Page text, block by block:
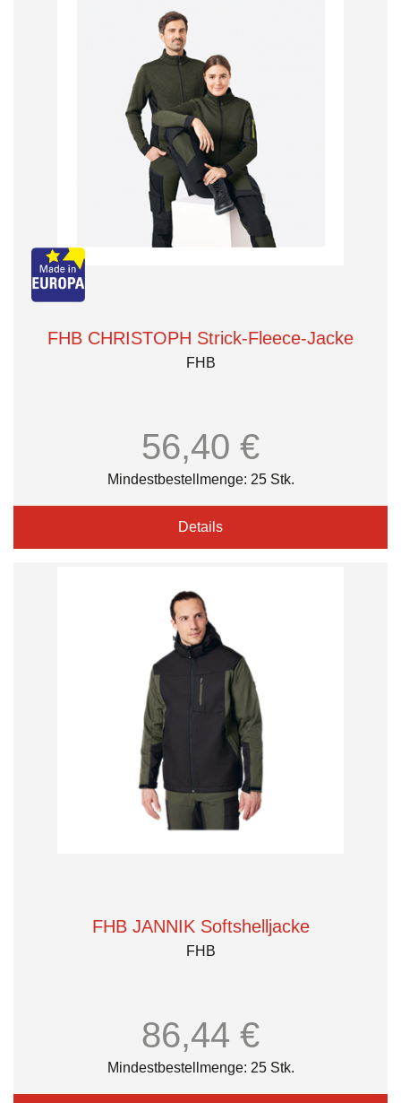
FHB CHRISTOPH Strick-Fleece-Jacke
FHB
56,40 €
Mindestbestellmenge: 25 Stk.
Details
FHB JANNIK Softshelljacke
FHB
86,44 €
Mindestbestellmenge: 25 Stk.